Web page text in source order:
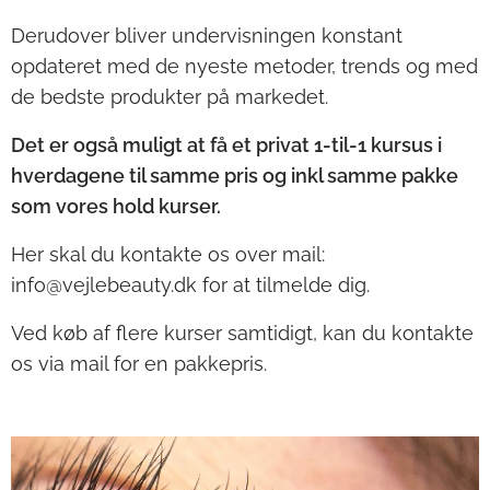
Derudover bliver undervisningen konstant
opdateret med de nyeste metoder, trends og med
de bedste produkter på markedet.
Det er også muligt at få et privat 1-til-1 kursus i
hverdagene til samme pris og inkl samme pakke
som vores hold kurser.
Her skal du kontakte os over mail:
info@vejlebeauty.dk for at tilmelde dig.
Ved køb af flere kurser samtidigt, kan du kontakte
os via mail for en pakkepris.